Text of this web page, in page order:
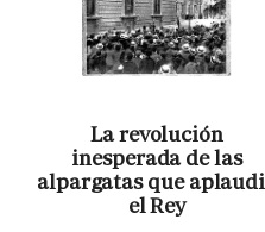
La revolución
inesperada de las
alpargatas que
el Rey